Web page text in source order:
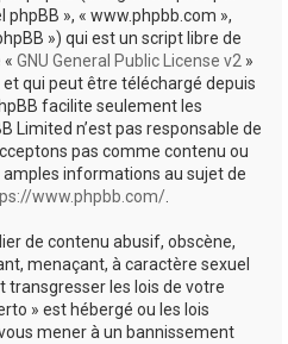
phpBB », « www.phpbb.com »,
») qui est un script libre de
GNU General Public License v2 »
et qui peut être téléchargé depuis
facilite seulement les
Limited n’est pas responsable de
pas comme contenu ou
informations au sujet de
www.phpbb.com/.
de contenu abusif, obscène,
menaçant, à caractère sexuel
les lois de votre
» est hébergé ou les lois
mener à un bannissement